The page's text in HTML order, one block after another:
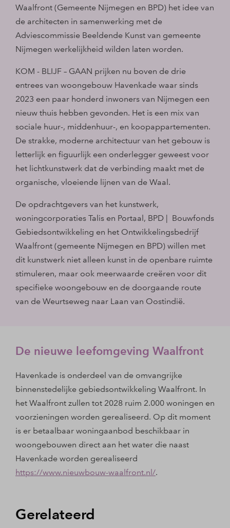
Waalfront (Gemeente Nijmegen en BPD) het idee van
de architecten in samenwerking met de
Adviescommissie Beeldende Kunst van gemeente
Nijmegen werkelijkheid wilden laten worden.
KOM - BLIJF – GAAN prijken nu boven de drie
entrees van woongebouw Havenkade waar sinds
2023 een paar honderd inwoners van Nijmegen een
nieuw thuis hebben gevonden. Het is een mix van
sociale huur-, middenhuur-, en koopappartementen.
De strakke, moderne architectuur van het gebouw is
letterlijk en figuurlijk een onderlegger geweest voor
het lichtkunstwerk dat de verbinding maakt met de
organische, vloeiende lijnen van de Waal.
De opdrachtgevers van het kunstwerk,
woningcorporaties Talis en Portaal, BPD | Bouwfonds
Gebiedsontwikkeling en het Ontwikkelingsbedrijf
Waalfront (gemeente Nijmegen en BPD) willen met
dit kunstwerk niet alleen kunst in de openbare ruimte
stimuleren, maar ook meerwaarde creëren voor dit
specifieke woongebouw en de doorgaande route
van de Weurtseweg naar Laan van Oostindië.
De nieuwe leefomgeving Waalfront
Havenkade is onderdeel van de omvangrijke
binnenstedelijke gebiedsontwikkeling Waalfront. In
het Waalfront zullen tot 2028 ruim 2.000 woningen en
voorzieningen worden gerealiseerd. Op dit moment
is er betaalbaar woningaanbod beschikbaar in
woongebouwen direct aan het water die naast
Havenkade worden gerealiseerd
https://www.nieuwbouw-waalfront.nl/.
Gerelateerd